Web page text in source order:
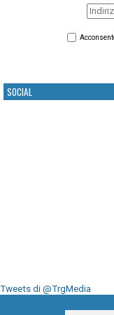
SOCIAL
Tweets di @TrgMedia